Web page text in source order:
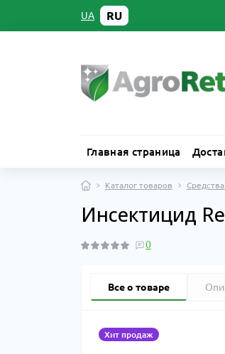
UA RU
Главная страница
Каталог товаров
Инсектицид
0
Все о товаре
Хит продаж